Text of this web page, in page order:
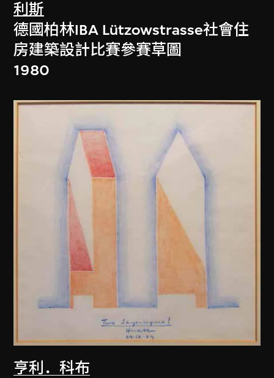
利斯
德國柏林IBA Lützowstrasse社會住
房建築設計比賽參賽草圖
1980
亨利．科布